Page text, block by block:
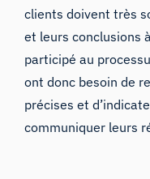
clients doivent très
et leurs conclusions
participé au
ont donc besoin de
précises et
communiquer leurs